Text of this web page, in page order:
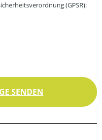
(GPSR):
SENDEN